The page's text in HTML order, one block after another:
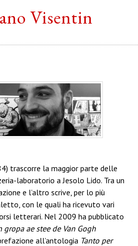
Visentin
trascorre la maggior parte delle
laboratorio a Jesolo Lido. Tra un
e l’altro scrive, per lo più
con le quali ha ricevuto vari
letterari. Nel 2009 ha pubblicato
gropa ae stee de Van Gogh
all’antologia Tanto per